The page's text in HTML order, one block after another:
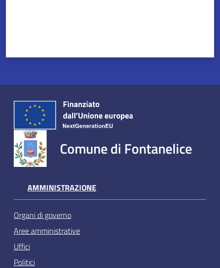
Comune di Fontanelice
AMMINISTRAZIONE
Organi di governo
Aree amministrative
Uffici
Politici